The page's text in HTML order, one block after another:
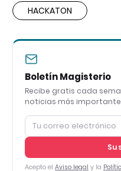
HACKATON
Boletín Magisterio
Recibe gratis cada
noticias más
Acepto el Aviso legal y la